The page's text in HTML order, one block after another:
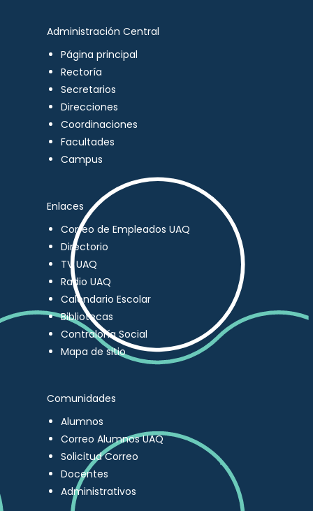
Administración Central
Página principal
Rectoría
Secretarios
Direcciones
Coordinaciones
Facultades
Campus
Enlaces
Correo de Empleados UAQ
Directorio
TV UAQ
Radio UAQ
Calendario Escolar
Bibliotecas
Contraloría Social
Mapa de sitio
Comunidades
Alumnos
Correo Alumnos UAQ
Solicitud Correo
Docentes
Administrativos